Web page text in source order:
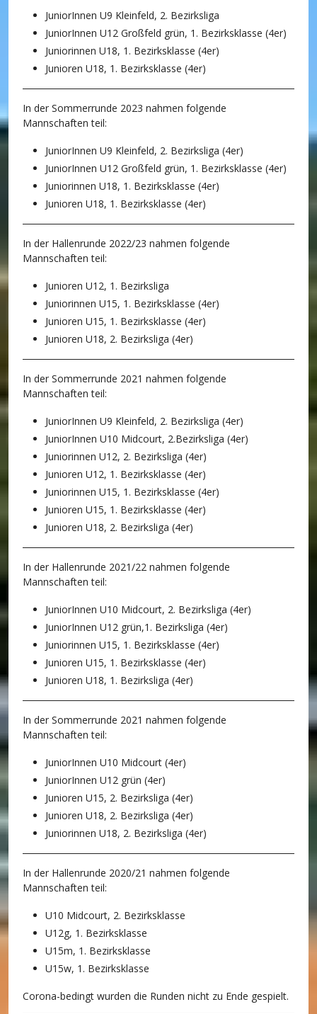
JuniorInnen U9 Kleinfeld, 2. Bezirksliga
JuniorInnen U12 Großfeld grün, 1. Bezirksklasse (4er)
Juniorinnen U18, 1. Bezirksklasse (4er)
Junioren U18, 1. Bezirksklasse (4er)
In der Sommerrunde 2023 nahmen folgende
Mannschaften teil:
JuniorInnen U9 Kleinfeld, 2. Bezirksliga (4er)
JuniorInnen U12 Großfeld grün, 1. Bezirksklasse (4er)
Juniorinnen U18, 1. Bezirksklasse (4er)
Junioren U18, 1. Bezirksklasse (4er)
In der Hallenrunde 2022/23 nahmen folgende
Mannschaften teil:
Junioren U12, 1. Bezirksliga
Juniorinnen U15, 1. Bezirksklasse (4er)
Junioren U15, 1. Bezirksklasse (4er)
Junioren U18, 2. Bezirksliga (4er)
In der Sommerrunde 2021 nahmen folgende
Mannschaften teil:
JuniorInnen U9 Kleinfeld, 2. Bezirksliga (4er)
JuniorInnen U10 Midcourt, 2.Bezirksliga (4er)
Juniorinnen U12, 2. Bezirksliga (4er)
Junioren U12, 1. Bezirksklasse (4er)
Juniorinnen U15, 1. Bezirksklasse (4er)
Junioren U15, 1. Bezirksklasse (4er)
Junioren U18, 2. Bezirksliga (4er)
In der Hallenrunde 2021/22 nahmen folgende
Mannschaften teil:
JuniorInnen U10 Midcourt, 2. Bezirksliga (4er)
JuniorInnen U12 grün,1. Bezirksliga (4er)
Juniorinnen U15, 1. Bezirksklasse (4er)
Junioren U15, 1. Bezirksklasse (4er)
Junioren U18, 1. Bezirksliga (4er)
In der Sommerrunde 2021 nahmen folgende
Mannschaften teil:
JuniorInnen U10 Midcourt (4er)
JuniorInnen U12 grün (4er)
Junioren U15, 2. Bezirksliga (4er)
Junioren U18, 2. Bezirksliga (4er)
Juniorinnen U18, 2. Bezirksliga (4er)
In der Hallenrunde 2020/21 nahmen folgende
Mannschaften teil:
U10 Midcourt, 2. Bezirksklasse
U12g, 1. Bezirksklasse
U15m, 1. Bezirksklasse
U15w, 1. Bezirksklasse
Corona-bedingt wurden die Runden nicht zu Ende gespielt.